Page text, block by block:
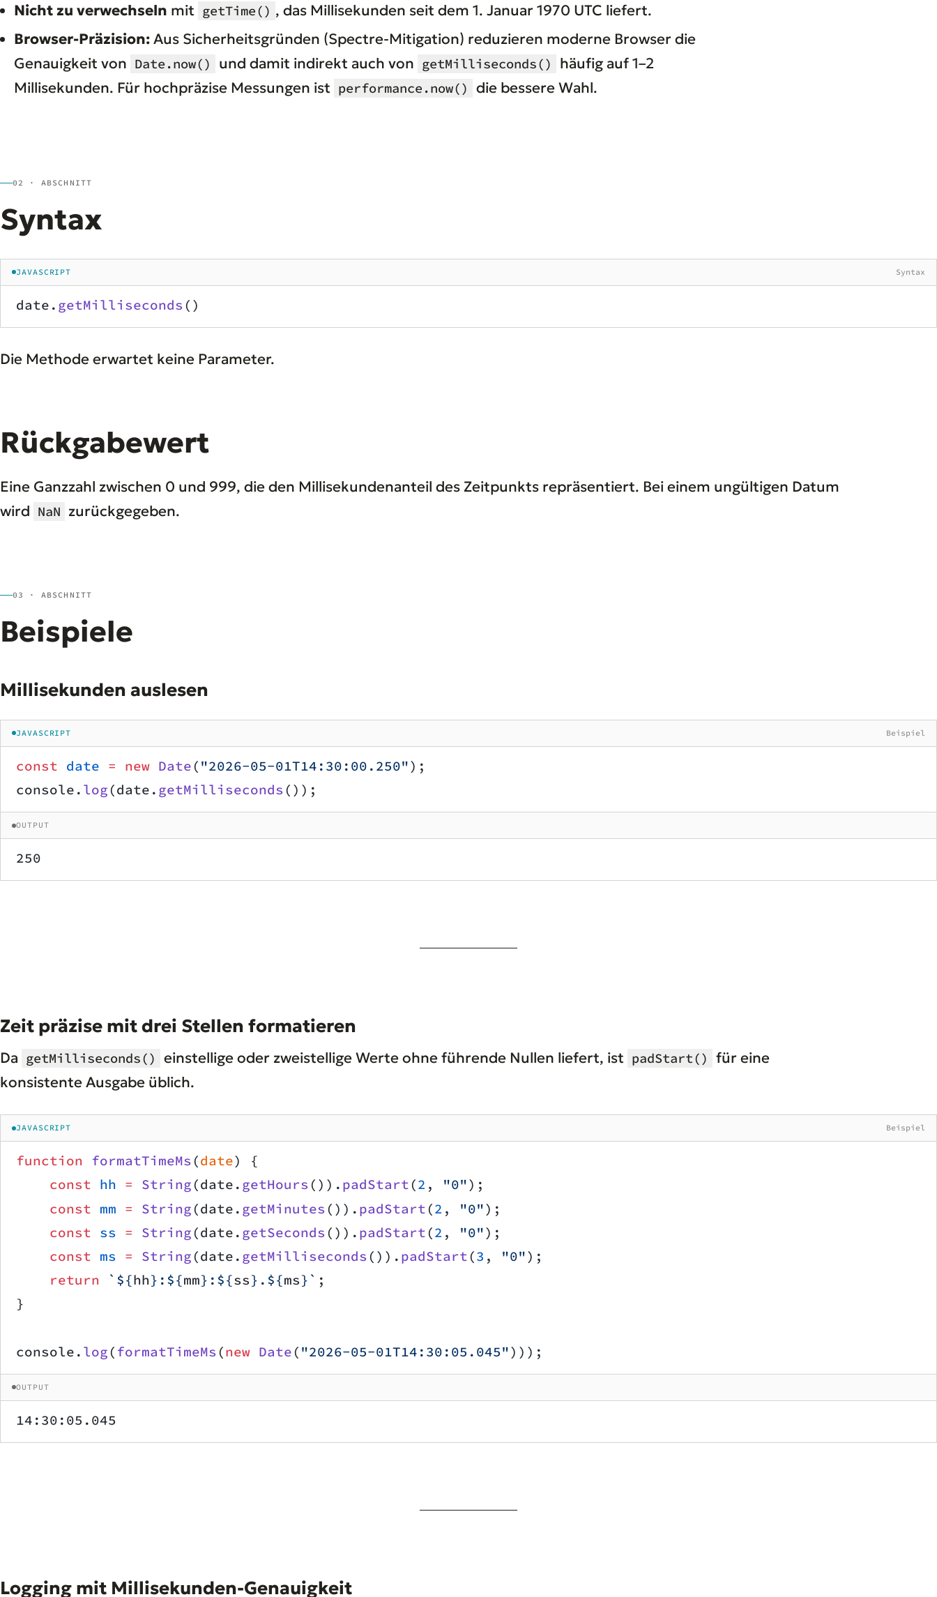
Nicht zu verwechseln mit getTime() , das Millisekunden seit dem 1. Januar 1970 UTC liefert.
Browser-Präzision:Aus Sicherheitsgründen (Spectre-Mitigation) reduzieren moderne Browser die
Genauigkeit von Date.now() und damit indirekt auch von getMilliseconds()
häufig auf 1–2
Millisekunden. Für hochpräzise Messungen ist performance.now() die bessere Wahl.
02 · ABSCHNITT
Syntax
JAVASCRIPT Syntax
date. getMilliseconds()
Die Methode erwartet keine Parameter.
Rückgabewert
Eine Ganzzahl zwischen 0 und 999, die den Millisekundenanteil des Zeitpunkts repräsentiert. Bei einem ungültigen Datum
wird NaN zurückgegeben.
03 · ABSCHNITT
Beispiele
Millisekunden auslesen
JAVASCRIPT Beispiel
const date = new Date( "2026-05-01T14:30:00.250");
console. log(date. getMilliseconds());
OUTPUT
250
Zeit präzise mit drei Stellen formatieren
Da getMilliseconds() einstellige oder zweistellige Werte ohne führende Nullen liefert, ist padStart()
für eine
konsistente Ausgabe üblich.
JAVASCRIPT Beispiel
function formatTimeMs(date) {
    const
hh = String(date. getHours()). padStart(2 , "0");
    const
mm = String(date. getMinutes()). padStart(2 , "0");
    const
ss = String(date. getSeconds()). padStart(2 , "0");
    const
ms = String(date. getMilliseconds()). padStart(3 , "0");
    return
`${hh}:${mm}:${ss}.${ms}` ;
}
console. log(formatTimeMs(new Date( "2026-05-01T14:30:05.045")));
OUTPUT
14:30:05.045
Logging mit Millisekunden-Genauigkeit